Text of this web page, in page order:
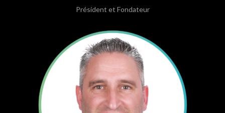
Président et Fondateur